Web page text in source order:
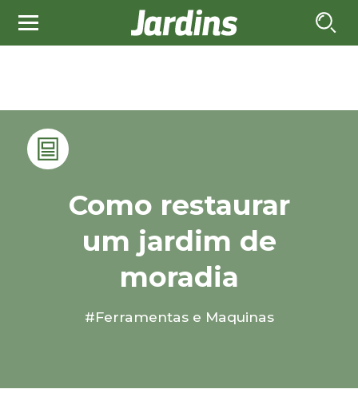
Como restaurar
um jardim de
moradia
#Ferramentas e Maquinas